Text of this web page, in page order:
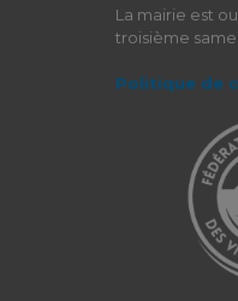
La mairie est
troisième
Politique de